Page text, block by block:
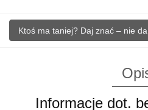
Ktoś ma taniej? Daj znać – nie
Informacje dot.